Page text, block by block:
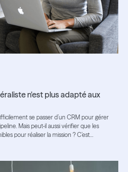
n'est plus adapté aux
se passer d’un CRM pour gérer
Mais peut-il aussi vérifier que les
pour réaliser la mission ? C’est